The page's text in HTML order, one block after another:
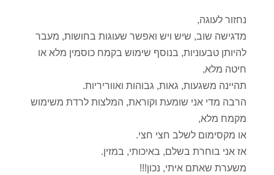
נחזור לעוגה,
מדגישה שוב, שיש ויש ואפשר שעוגות בחושות, מעבר
להיותן טבעוניות, בנוסף שימוש בקמח כוסמין מלא או
חיטה מלא,
תהיינה משגעות, גאות, גבוהות ואווריריות.
הרבה מדי אני שומעת וקוראת, המלצות לרדת משימוש
מקמח מלא,
או מקסימום לשלב חצי חצי.
אז אני בוחרת בשלם, באיכותי, במזין.
משערת שאתם איתי, נכון!!!